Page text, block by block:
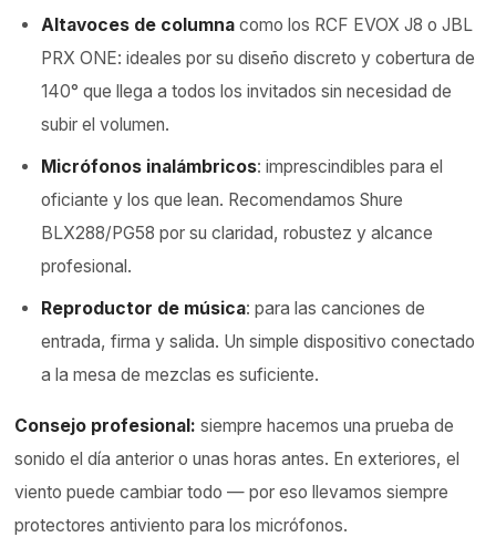
Altavocesde columnacomo los RCF EVOX J8 o JBL
PRX ONE: ideales por su diseño discreto y cobertura de
140° que llega a todos los invitados sin necesidad de
subir el volumen.
Micrófonosinalámbricos: imprescindibles para el
oficiante y los que lean. Recomendamos Shure
BLX288/PG58 por su claridad, robustez y alcance
profesional.
Reproductor de música: para las canciones de
entrada, firma y salida. Un simple dispositivo conectado
a la mesa de mezclas es suficiente.
Consejo profesional: siempre hacemos una prueba de
sonido el día anterior o unas horas antes. En exteriores, el
viento puede cambiar todo — por eso llevamos siempre
protectores antiviento para los micrófonos.